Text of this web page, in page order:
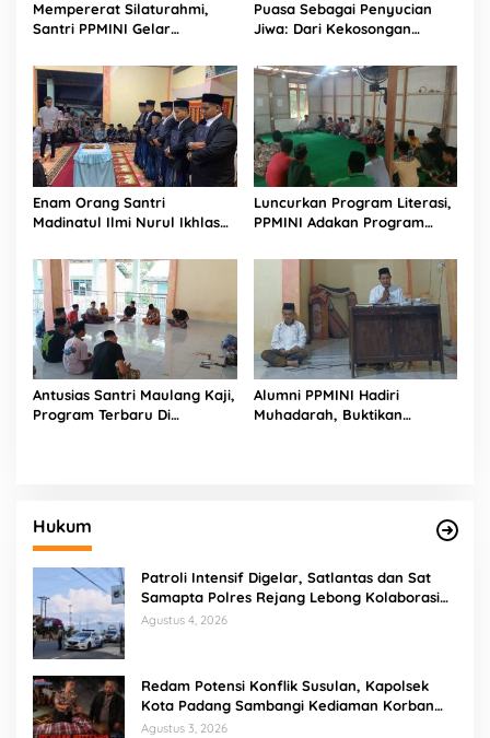
Mempererat Silaturahmi,
Santri PPMINI Gelar
Bersama Ramadhan 1447 H
Puasa Sebagai Penyucian
Jiwa: Dari Kekosongan
Enam Orang Santri
Madinatul Ilmi Nurul Ikhlas
Luncurkan Program Literasi,
PPMINI Adakan Program
Antusias Santri Maulang Kaji,
Program Terbaru Di
Alumni PPMINI Hadiri
Muhadarah, Buktikan
Hukum
Patroli Intensif Digelar, Satlantas dan Sat
Samapta Polres Rejang Lebong Kolaborasi
Berantas Balap Liar
Agustus 4, 2026
Redam Potensi Konflik Susulan, Kapolsek
Kota Padang Sambangi Kediaman Korban
Penganiayaan di Lubuk Mumpo
Agustus 3, 2026